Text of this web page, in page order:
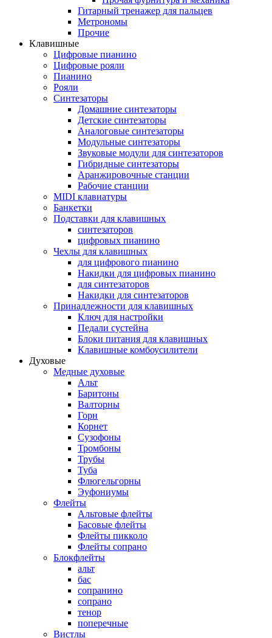
Гитарный тренажер для пальцев
Метрономы
Прочие
Клавишные
Цифровые пианино
Цифровые рояли
Пианино
Рояли
Синтезаторы
Домашние синтезаторы
Детские синтезаторы
Аналоговые синтезаторы
Модульные синтезаторы
Звуковые модули для синтезаторов
Гибридные синтезаторы
Аранжировочные станции
Рабочие станции
MIDI клавиатуры
Банкетки
Подставки для клавишных
синтезаторов
цифровых пианино
Чехлы для клавишных
для цифрового пианино
Накидки для цифровых пианино
для синтезаторов
Накидки для синтезаторов
Принадлежности для клавишных
Ключ для настройки
Педали сустейна
Блоки питания для клавишных
Клавишные комбоусилители
Духовые
Медные духовые
Альт
Баритоны
Валторны
Горн
Корнет
Сузофоны
Тромбоны
Трубы
Туба
Флюгельгорны
Эуфониумы
Флейты
Альтовые флейты
Басовые флейты
Флейты пикколо
Флейты сопрано
Блокфлейты
альт
бас
сопранино
сопрано
тенор
поперечные
Вистлы